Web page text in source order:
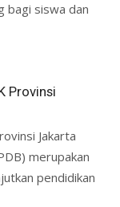
bagi siswa dan
Provinsi
Jakarta
merupakan
pendidikan